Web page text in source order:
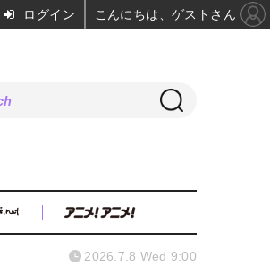
2026.7.8 Wed 9:00
ログイン こんにちは、ゲストさん